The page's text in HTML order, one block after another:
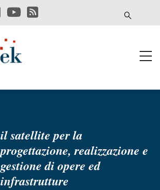
il satellite per la
progettazione, realizzazione e
gestione di opere ed
infrastrutture